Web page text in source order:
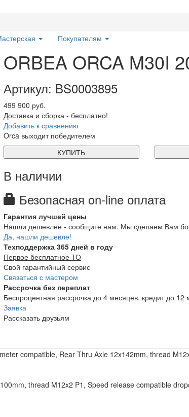
Покупателям
ORBEA ORCA M30I
Артикул: BS0003895
499 900 руб.
Доставка и сборка - бесплатно!
Добавить к сравнению
Orca выходит победителем
КУПИТЬ
В наличии
Безопасная on-line оплата
Гарантия лучшей цены
Нашли дешевлее - сообщите нам. Мы сделаем Вам
Да, нашли дешевле!
Техподдержка 365 дней в году
Первое бесплатное ТО
Свой гарантийный сервис
Связаться с мастером
Рассрочка без переплат
Беспроцентная рассрочка до 4 месяцев, кредит до 12
Заявка
Рассказать друзьям
compatible, Rear Thru Axle 12x142mm, thread
thread M12x2 P1, Speed release compatible